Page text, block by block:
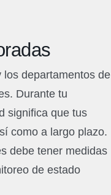
departamentos de
Durante tu
significa que tus
como a largo plazo.
debe tener medidas
de estado